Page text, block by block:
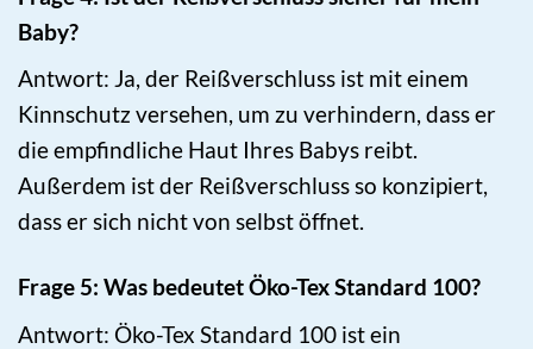
Baby?
Antwort: Ja, der Reißverschluss ist mit einem
Kinnschutz versehen, um zu verhindern, dass er
die empfindliche Haut Ihres Babys reibt.
Außerdem ist der Reißverschluss so konzipiert,
dass er sich nicht von selbst öffnet.
Frage 5: Was bedeutet Öko-Tex Standard 100?
Antwort: Öko-Tex Standard 100 ist ein